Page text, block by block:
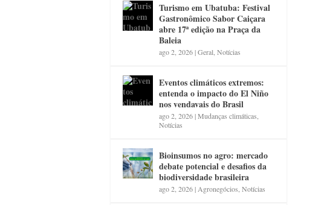
Turismo em Ubatuba: Festival
Gastronômico Sabor Caiçara
abre 17ª edição na Praça da
Baleia
ago 2, 2026|Geral ,Notícias
Eventos climáticos extremos:
entenda o impacto do El Niño
nos vendavais do Brasil
ago 2, 2026|Mudanças climáticas
Notícias
Bioinsumos no agro: mercado
debate potencial e desafios da
biodiversidade brasileira
ago 2, 2026| Agronegócios ,Notícias